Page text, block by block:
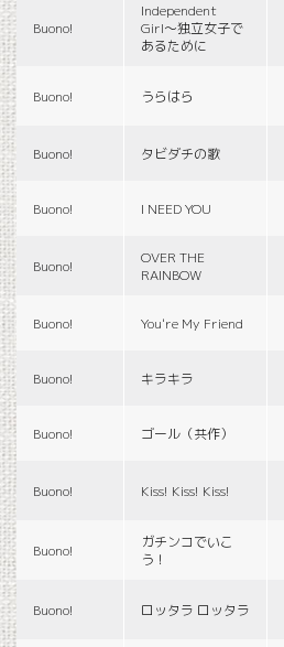
Buono!
Independent
Girl〜独立女子で
あるために
Buono! うらはら
Buono! タビダチの歌
Buono! I NEED YOU
Buono!
OVER THE
RAINBOW
Buono! You're My Friend
Buono! キラキラ
Buono! ゴール（共作）
Buono! Kiss! Kiss! Kiss!
Buono!
ガチンコでいこ
う！
Buono! ロッタラ ロッタラ